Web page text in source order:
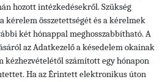
hozott intézkedésekről. Szükség
kérelem összetettségét és a kérelmek
két hónappal meghosszabbítható. A
az Adatkezelő a késedelem okainak
kézhezvételétől számított egy hónapon
Ha az Érintett elektronikus úton